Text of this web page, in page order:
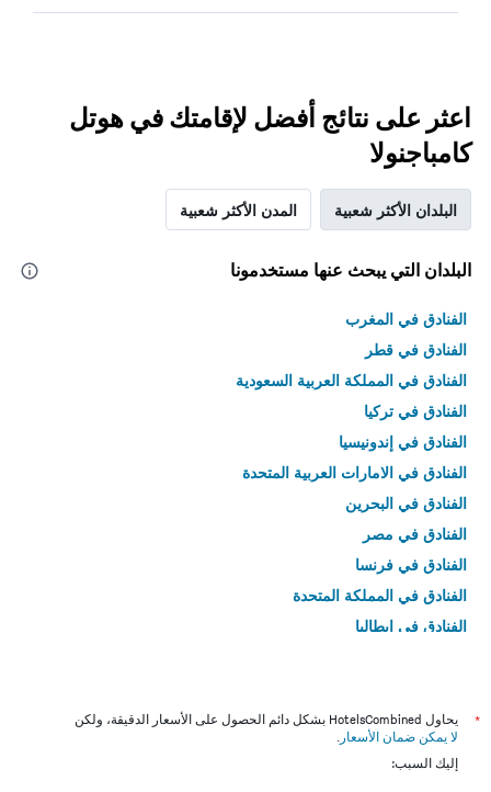
اعثر على نتائج أفضل لإقامتك في هوتل
كامباجنولا
البلدان الأكثر شعبية المدن الأكثر شعبية
البلدان التي يبحث عنها مستخدمونا
الفنادق في المغرب
الفنادق في قطر
الفنادق في المملكة العربية السعودية
الفنادق في تركيا
الفنادق في إندونيسيا
الفنادق في الامارات العربية المتحدة
الفنادق في البحرين
الفنادق في مصر
الفنادق في فرنسا
الفنادق في المملكة المتحدة
الفنادق في إيطاليا
*
يحاول HotelsCombined بشكل دائم الحصول على الأسعار الدقيقة، ولكن
لا يمكن ضمان الأسعار .
إليك السبب: